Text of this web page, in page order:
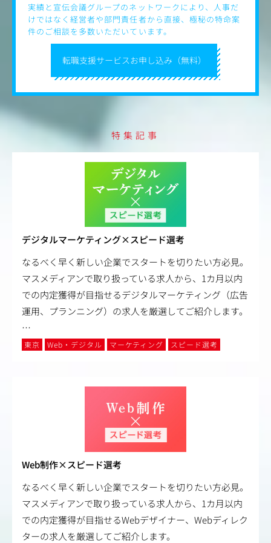
実行
・データ分析・改善
-広告効果の分析および、次の仕掛けに向けた改善提案
・ディレクション・進行管理
-イベント制作、広報、デザイナーなどの他部署と連携し
転職支援サービスお申し込み（無料）
実績と宣伝会議グループのネットワークにより、人事だ
けではなく経営者や部門責任者から直接、極秘の特命案
件のご相談を多数いただいています。
特集記事
デジタルマーケティング×スピード選考
なるべく早く新しい企業でスタートを切りたい方必見。
マスメディアンで取り扱っている求人から、1カ月以内
での内定獲得が目指せるデジタルマーケティング（広告
運用、プランニング）の求人を厳選してご紹介します。
…
東京 Web・デジタル マーケティング スピード選考
Web制作×スピード選考
なるべく早く新しい企業でスタートを切りたい方必見。
マスメディアンで取り扱っている求人から、1カ月以内
での内定獲得が目指せるWebデザイナー、Webディレク
ターの求人を厳選してご紹介します。